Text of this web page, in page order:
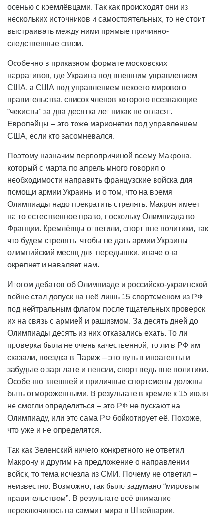
осенью с кремлёвцами. Так как происходят они из
нескольких источников и самостоятельных, то не стоит
выстраивать между ними прямые причинно-
следственные связи.
Особенно в приказном формате московских
нарративов, где Украина под внешним управлением
США, а США под управлением некоего мирового
правительства, список членов которого всезнающие
“чекисты” за два десятка лет никак не огласят.
Европейцы – это тоже марионетки под управлением
США, если кто засомневался.
Поэтому назначим первопричиной всему Макрона,
который с марта по апрель много говорил о
необходимости направить французские войска для
помощи армии Украины и о том, что на время
Олимпиады надо прекратить стрелять. Макрон имеет
на то естественное право, поскольку Олимпиада во
Франции. Кремлёвцы ответили, спорт вне политики, так
что будем стрелять, чтобы не дать армии Украины
олимпийский месяц для передышки, иначе она
окрепнет и наваляет нам.
Итогом дебатов об Олимпиаде и российско-украинской
войне стал допуск на неё лишь 15 спортсменом из РФ
под нейтральным флагом после тщательных проверок
их на связь с армией и рашизмом. За десять дней до
Олимпиады десять из них отказались ехать. То ли
проверка была не очень качественной, то ли в РФ им
сказали, поездка в Париж – это путь в иноагенты и
забудьте о зарплате и пенсии, спорт ведь вне политики.
Особенно внешней и приличные спортсмены должны
быть отмороженными. В результате в кремле к 15 июля
не смогли определиться – это РФ не пускают на
Олимпиаду, или это сама РФ бойкотирует её. Похоже,
что уже и не определятся.
Так как Зеленский ничего конкретного не ответил
Макрону и другим на предложение о направлении
войск, то тема исчезла из СМИ. Почему не ответил –
неизвестно. Возможно, так было задумано “мировым
правительством”. В результате всё внимание
переключилось на саммит мира в Швейцарии,